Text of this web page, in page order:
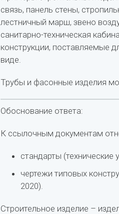
связь, панель стены,
лестничный марш, звено
санитарно-техническая
конструкции, поставляемые
виде.
Трубы и фасонные изделия
Обоснование ответа:
К ссылочным документам
стандарты (технические
чертежи типовых
2020).
Строительное изделие –